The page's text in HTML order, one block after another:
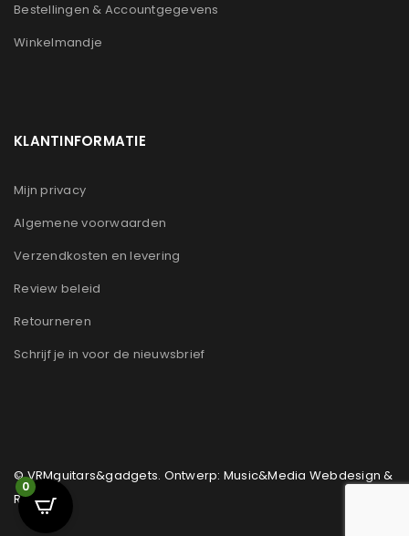
Bestellingen & Accountgegevens
Winkelmandje
KLANTINFORMATIE
Mijn privacy
Algemene voorwaarden
Verzendkosten en levering
Review beleid
Retourneren
Schrijf je in voor de nieuwsbrief
© VRMguitars&gadgets. Ontwerp: Music&Media Webdesign &
Reclame
0